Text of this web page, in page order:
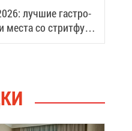
луч­шие га­стро­
ме­ста со стрит­фу­